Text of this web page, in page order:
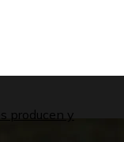
producen y